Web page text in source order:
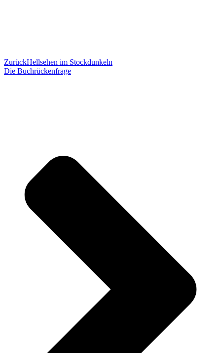
ZurückHellsehen im Stockdunkeln
Die Buchrückenfrage